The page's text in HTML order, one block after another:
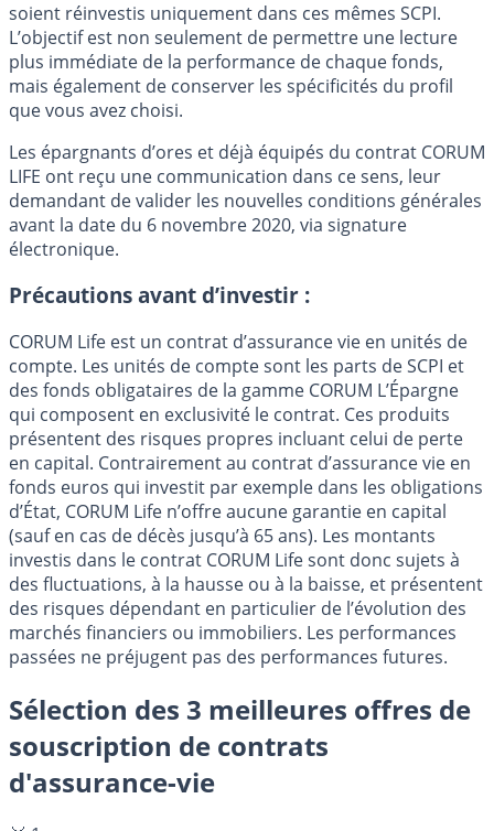
soient réinvestis uniquement dans ces mêmes SCPI.
L’objectif est non seulement de permettre une lecture
plus immédiate de la performance de chaque fonds,
mais également de conserver les spécificités du profil
que vous avez choisi.
Les épargnants d’ores et déjà équipés du contrat CORUM
LIFE ont reçu une communication dans ce sens, leur
demandant de valider les nouvelles conditions générales
avant la date du 6 novembre 2020, via signature
électronique.
Précautions avant d’investir :
CORUM Life est un contrat d’assurance vie en unités de
compte. Les unités de compte sont les parts de SCPI et
des fonds obligataires de la gamme CORUM L’Épargne
qui composent en exclusivité le contrat. Ces produits
présentent des risques propres incluant celui de perte
en capital. Contrairement au contrat d’assurance vie en
fonds euros qui investit par exemple dans les obligations
d’État, CORUM Life n’offre aucune garantie en capital
(sauf en cas de décès jusqu’à 65 ans). Les montants
investis dans le contrat CORUM Life sont donc sujets à
des fluctuations, à la hausse ou à la baisse, et présentent
des risques dépendant en particulier de l’évolution des
marchés financiers ou immobiliers. Les performances
passées ne préjugent pas des performances futures.
Sélection des 3 meilleures offres de
souscription de contrats
d'assurance-vie